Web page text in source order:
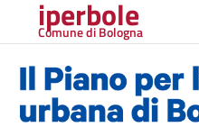
iperbole
Comune di Bologna